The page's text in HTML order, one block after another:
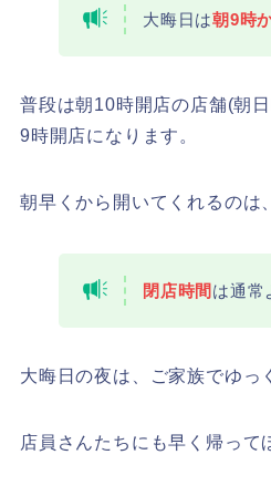
大晦日は朝9時
普段は朝10時開店の店舗(朝
9時開店になります。
朝早くから開いてくれるのは
閉店時間 は通常
大晦日の夜は、ご家族でゆっ
店員さんたちにも早く帰って